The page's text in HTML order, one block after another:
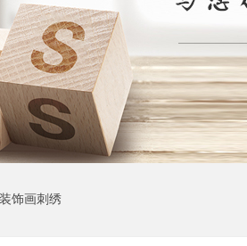
装饰画刺绣